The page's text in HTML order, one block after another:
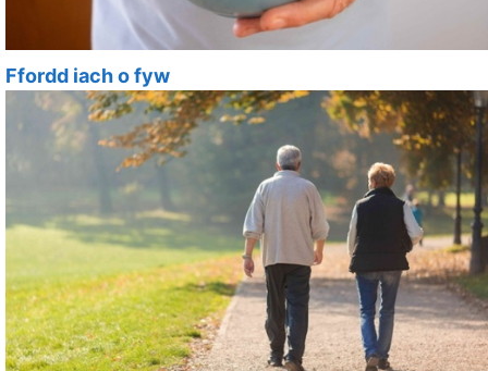
Ffordd iach o fyw